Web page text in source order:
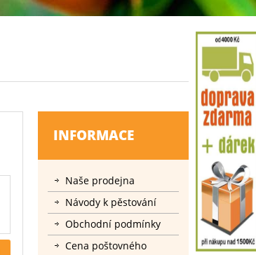
INFORMACE
Naše prodejna
Návody k pěstování
Obchodní podmínky
Cena poštovného